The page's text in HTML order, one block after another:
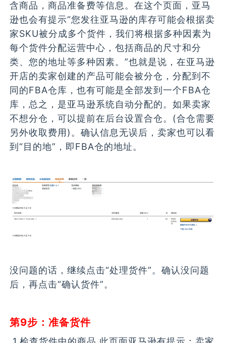
含商品，商品准备费等信息。在这个页面，亚马
逊也会有提示“您发往亚马逊的库存可能会根据卖
家SKU被分成多个货件，我们将根据多种因素为
每个货件分配运营中心，包括商品的尺寸和分
类、您的地址等多种因素。”也就是说，在亚马逊
开店的卖家创建的产品可能会被分仓，分配到不
同的FBA仓库，也有可能是全部发到一个FBA仓
库，总之，是亚马逊系统自动分配的。如果卖家
不想分仓，可以提前在后台设置合仓。(合仓需要
另外收取费用)。确认信息无误后，卖家也可以看
到“目的地”，即FBA仓的地址。
没问题的话，继续点击“处理货件”。确认没问题
后，再点击“确认货件”。
第9步：准备货件